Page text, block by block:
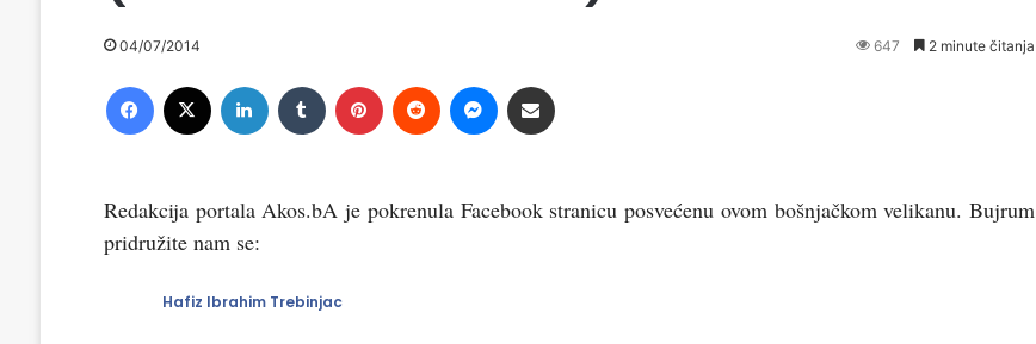
04/07/2014 647 2 minute čitanja
Redakcija portala Akos.bA je pokrenula Facebook stranicu posvećenu ovom bošnjačkom velikanu. Bujrum
pridružite nam se:
Hafiz Ibrahim Trebinjac